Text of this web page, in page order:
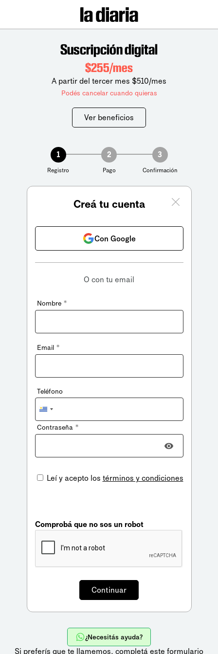
Suscripción digital
$255/mes
A partir del tercer mes $510/mes
Podés cancelar cuando quieras
Ver beneficios
1
Registro
2
Pago
3
Confirmación
Creá tu cuenta
Con Google
O con tu email
Nombre *
Email *
Teléfono
Uruguay
+598
Contraseña *
Leí y acepto los términos y condiciones
Comprobá que no sos un robot
¿Necesitás ayuda?
Si preferís que te llamemos, completá este formulario